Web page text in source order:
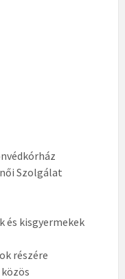
Szolgálat
és kisgyermekek
részére